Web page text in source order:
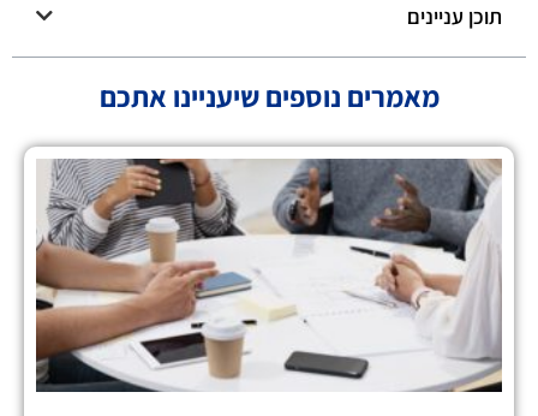
תוכן עניינים
מאמרים נוספים שיעניינו אתכם